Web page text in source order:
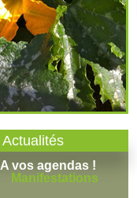
Actualités
A vos agendas !
Manifestations